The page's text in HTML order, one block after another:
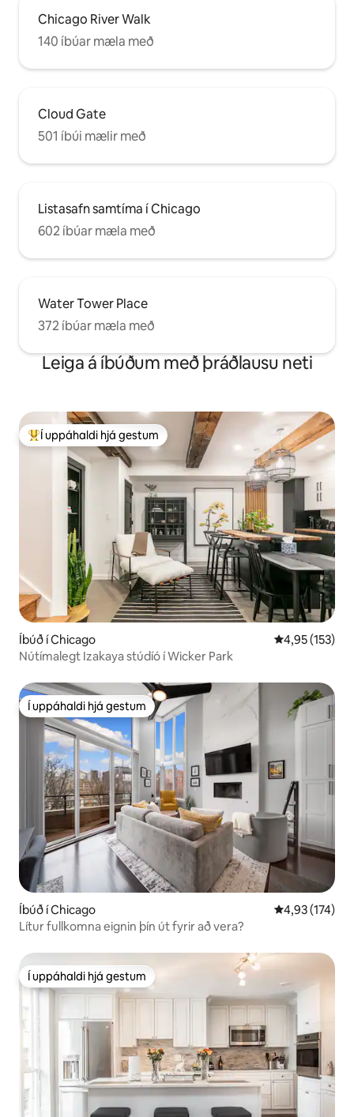
Chicago River Walk
140 íbúar mæla með
Cloud Gate
501 íbúi mælir með
Listasafn samtíma í Chicago
602 íbúar mæla með
Water Tower Place
372 íbúar mæla með
Leiga á íbúðum með þráðlausu neti
Í mestu uppáhaldi hjá gestum
Í uppáhaldi hjá gestum
Íbúð í Chicago 4,95 af 5 í
4,95 (153)
Nútímalegt Izakaya stúdíó í Wicker Park
Í uppáhaldi hjá gestum
Í uppáhaldi hjá gestum
Íbúð í Chicago 4,93 af 5 í
4,93 (174)
Lítur fullkomna eignin þín út fyrir að vera?
Í uppáhaldi hjá gestum
Í uppáhaldi hjá gestum